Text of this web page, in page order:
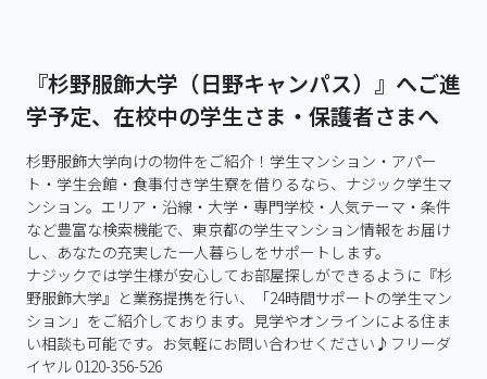
『杉野服飾大学（日野キャンパス）』へご進
学予定、在校中の学生さま・保護者さまへ
杉野服飾大学向けの物件をご紹介！学生マンション・アパー
ト・学生会館・食事付き学生寮を借りるなら、ナジック学生マ
ンション。エリア・沿線・大学・専門学校・人気テーマ・条件
など豊富な検索機能で、東京都の学生マンション情報をお届け
し、あなたの充実した一人暮らしをサポートします。
ナジックでは学生様が安心してお部屋探しができるように『杉
野服飾大学』と業務提携を行い、「24時間サポートの学生マン
ション」をご紹介しております。見学やオンラインによる住ま
い相談も可能です。お気軽にお問い合わせください♪フリーダ
イヤル 0120-356-526